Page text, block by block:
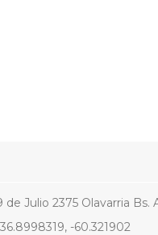
de Julio 2375 Olavarria Bs.
-60.321902